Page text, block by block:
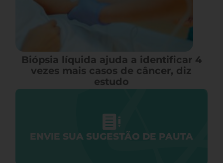
Biópsia líquida ajuda a identificar 4
vezes mais casos de câncer, diz
estudo
ENVIE SUA SUGESTÃO DE PAUTA